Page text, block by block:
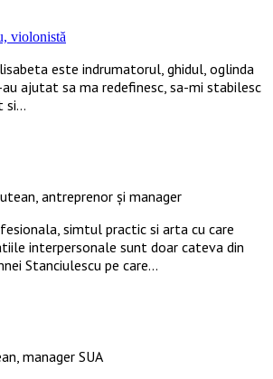
violonistă
este indrumatorul, ghidul, oglinda
ajutat sa ma redefinesc, sa-mi stabilesc
si…
antreprenor și manager
simtul practic si arta cu care
interpersonale sunt doar cateva din
Stanciulescu pe care…
manager SUA